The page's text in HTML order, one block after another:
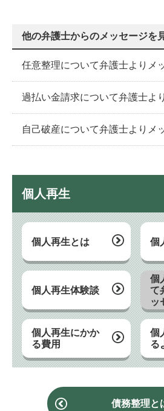
他の弁護士からのメッセージを
任意整理について弁護士よりメ
過払い金請求について弁護士よ
自己破産について弁護士よりメ
個人再生
個人再生とは 個
個人再生体験談
個
て
ッ
個人再生にかか
る費用
個
る
債務整理と